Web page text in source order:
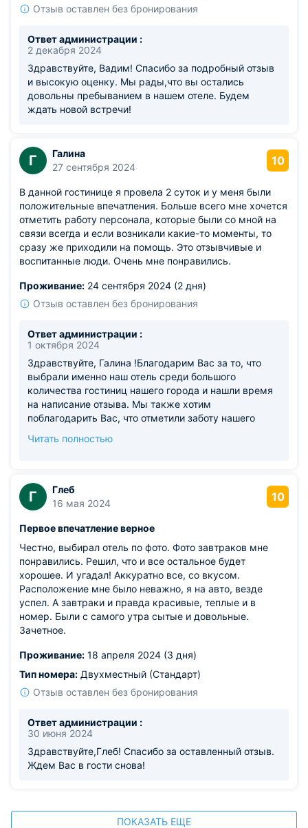
лучшего, слышно соседей.
Отзыв оставлен без бронирования
Ответ администрации :
2 декабря 2024
Здравствуйте, Вадим! Спасибо за подробный отзыв
и высокую оценку. Мы рады,что вы остались
довольны пребыванием в нашем отеле. Будем
ждать новой встречи!
Г
Галина
27 сентября 2024
10
В данной гостинице я провела 2 суток и у меня были
положительные впечатления. Больше всего мне хочется
отметить работу персонала, которые были со мной на
связи всегда и если возникали какие-то моменты, то
сразу же приходили на помощь. Это отзывчивые и
воспитанные люди. Очень мне понравились.
Проживание: 24 сентября 2024 (2 дня)
Отзыв оставлен без бронирования
Ответ администрации :
1 октября 2024
Здравствуйте, Галина !Благодарим Вас за то, что
выбрали именно наш отель среди большого
количества гостиниц нашего города и нашли время
на написание отзыва. Мы также хотим
поблагодарить Вас, что отметили заботу нашего
команда готова оказать содействие в любых
Вас вновь!
Читать полностью
Г
Глеб
16 мая 2024
10
Первое впечатление верное
Честно, выбирал отель по фото. Фото завтраков мне
понравились. Решил, что и все остальное будет
хорошее. И угадал! Аккуратно все, со вкусом.
Расположение мне было неважно, я на авто, везде
успел. А завтраки и правда красивые, теплые и в
номер. Были с самого утра сытые и довольные.
Зачетное.
Проживание: 18 апреля 2024 (3 дня)
Тип номера: Двухместный (Стандарт)
Отзыв оставлен без бронирования
Ответ администрации :
30 июня 2024
Здравствуйте,Глеб! Спасибо за оставленный отзыв.
Ждем Вас в гости снова!
ПОКАЗАТЬ ЕЩЕ